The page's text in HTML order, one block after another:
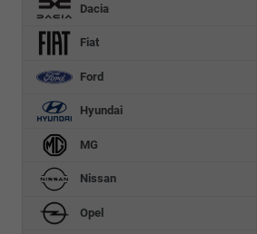
Dacia
Fiat
Ford
Hyundai
MG
Nissan
Opel